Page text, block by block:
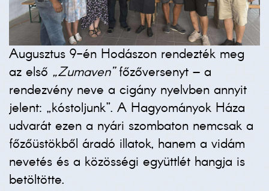
Augusztus 9-én Hodászon rendezték meg
az első „Zumaven”főzőversenyt – a
rendezvény neve a cigány nyelvben annyit
jelent: „kóstoljunk”. A Hagyományok Háza
udvarát ezen a nyári szombaton nemcsak a
főzőüstökből áradó illatok, hanem a vidám
nevetés és a közösségi együttlét hangja is
betöltötte.